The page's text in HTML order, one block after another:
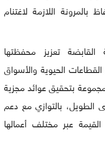
اللازمة لاغتنام
القابضة تعزيز محفظتها
الحيوية والأسواق
بتحقيق عوائد مجزية
بالتوازي مع دعم
القيمة عبر مختلف أعمالها